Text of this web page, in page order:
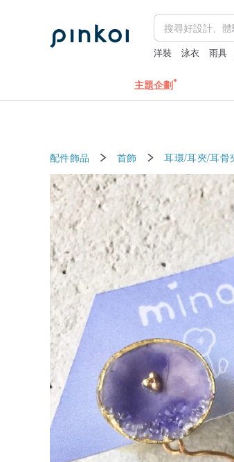
洋裝 泳衣 雨具
主題企劃
配件飾品 首飾 耳環/耳夾/耳骨